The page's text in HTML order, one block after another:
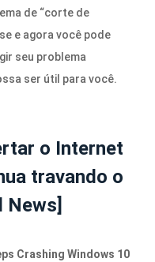
de “corte de
e agora você pode
seu problema
ser útil para você.
o Internet
travando o
News]
Crashing Windows 10